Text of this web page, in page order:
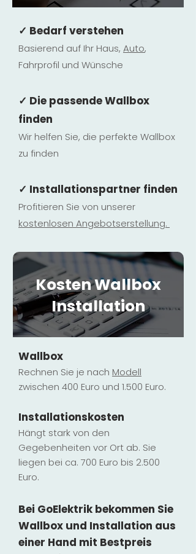
✓ Bedarf verstehen
Basierend auf Ihr Haus, Auto,
Fahrprofil und Wünsche
✓ Die passende Wallbox
finden
Wir helfen Sie, die perfekte Wallbox
zu finden
✓ Installationspartner finden
Profitieren Sie von unserer
kostenlosen Angebotserstellung.
Kosten Wallbox
Installation
Wallbox
Rechnen Sie je nach Modell
zwischen 400 Euro und 1.500 Euro.
Installationskosten
Hängt stark von den
Gegebenheiten vor Ort ab. Sie
liegen bei ca. 700 Euro bis 2.500
Euro.
Bei GoElektrik bekommen Sie
Wallbox und Installation aus
einer Hand mit Bestpreis